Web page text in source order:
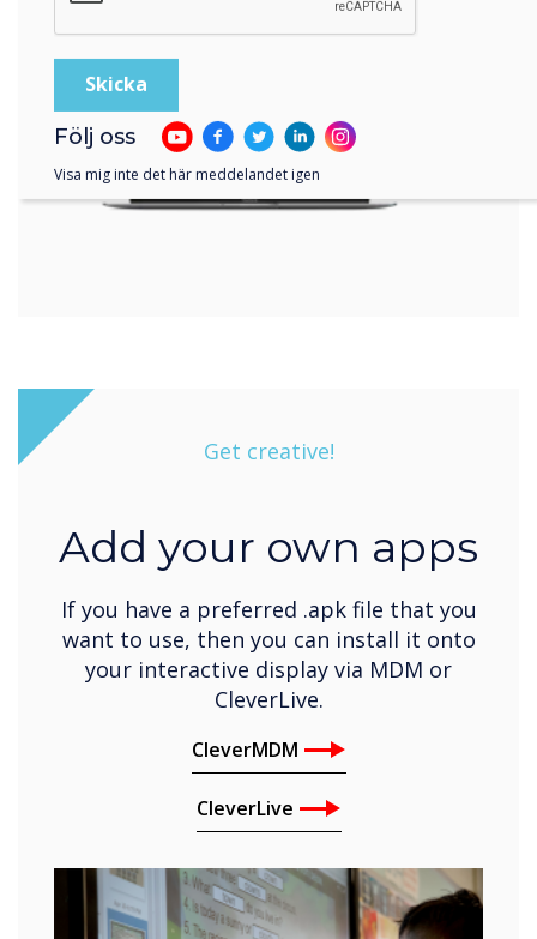
Get creative!
Add your own apps
If you have a preferred .apk file that you
want to use, then you can install it onto
your interactive display via MDM or
CleverLive.
CleverMDM
CleverLive
Följ oss
Visa mig inte det här meddelandet igen